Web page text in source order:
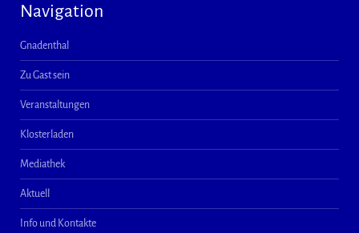
Navigation
Gnadenthal
Zu Gast sein
Veranstaltungen
Klosterladen
Mediathek
Aktuell
Info und Kontakte